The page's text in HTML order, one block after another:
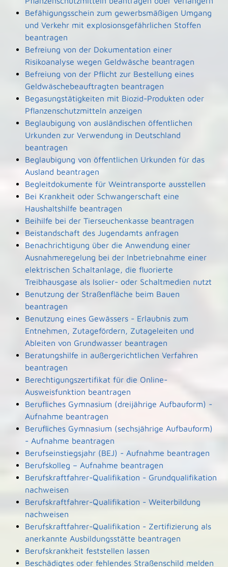
Befähigungsschein zum gewerbsmäßigen Umgang
und Verkehr mit explosionsgefährlichen Stoffen
beantragen
Befreiung von der Dokumentation einer
Risikoanalyse wegen Geldwäsche beantragen
Befreiung von der Pflicht zur Bestellung eines
Geldwäschebeauftragten beantragen
Begasungstätigkeiten mit Biozid-Produkten oder
Pflanzenschutzmitteln anzeigen
Beglaubigung von ausländischen öffentlichen
Urkunden zur Verwendung in Deutschland
beantragen
Beglaubigung von öffentlichen Urkunden für das
Ausland beantragen
Begleitdokumente für Weintransporte ausstellen
Bei Krankheit oder Schwangerschaft eine
Haushaltshilfe beantragen
Beihilfe bei der Tierseuchenkasse beantragen
Beistandschaft des Jugendamts anfragen
Benachrichtigung über die Anwendung einer
Ausnahmeregelung bei der Inbetriebnahme einer
elektrischen Schaltanlage, die fluorierte
Treibhausgase als Isolier- oder Schaltmedien nutzt
Benutzung der Straßenfläche beim Bauen
beantragen
Benutzung eines Gewässers - Erlaubnis zum
Entnehmen, Zutagefördern, Zutageleiten und
Ableiten von Grundwasser beantragen
Beratungshilfe in außergerichtlichen Verfahren
beantragen
Berechtigungszertifikat für die Online-
Ausweisfunktion beantragen
Berufliches Gymnasium (dreijährige Aufbauform) -
Aufnahme beantragen
Berufliches Gymnasium (sechsjährige Aufbauform)
- Aufnahme beantragen
Berufseinstiegsjahr (BEJ) - Aufnahme beantragen
Berufskolleg – Aufnahme beantragen
Berufskraftfahrer-Qualifikation - Grundqualifikation
nachweisen
Berufskraftfahrer-Qualifikation - Weiterbildung
nachweisen
Berufskraftfahrer-Qualifikation - Zertifizierung als
anerkannte Ausbildungsstätte beantragen
Berufskrankheit feststellen lassen
Beschädigtes oder fehlendes Straßenschild melden